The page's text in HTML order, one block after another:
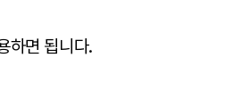
하면 됩니다.